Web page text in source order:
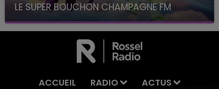
LE SUPER BOUCHON CHAMPAGNE FM
avec La Famille Champagne FM, à 8H10
ACCUEIL RADIO ACTUS